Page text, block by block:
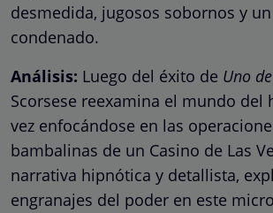
desmedida, jugosos sobornos y
condenado.
Análisis: Luego del éxito de Uno
Scorsese reexamina el mundo del
vez enfocándose en las
bambalinas de un Casino de Las
narrativa hipnótica y detallista,
engranajes del poder en este